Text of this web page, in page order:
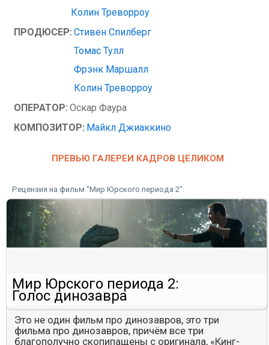
Колин Треворроу
ПРОДЮСЕР: Стивен Спилберг
Томас Тулл
Фрэнк Маршалл
Колин Треворроу
ОПЕРАТОР: Оскар Фаура
КОМПОЗИТОР: Майкл Джиаккино
ПРЕВЬЮ ГАЛЕРЕИ КАДРОВ ЦЕЛИКОМ
Рецензия на фильм "Мир Юрского периода 2":
Мир Юрского периода 2:
Голос динозавра
Это не один фильм про динозавров, это три
фильма про динозавров, причём все три
благополучно скопипащены с оригинала, «Кинг-